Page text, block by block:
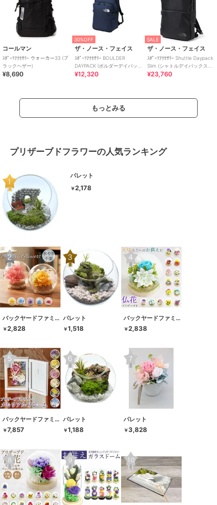
コールマン
ｽﾎﾟｰﾂｱｸｾｻﾘｰ ウォーカー33 (ブ
ラックヘザー)
¥8,690
30%OFF
ザ・ノース・フェイス
ｽﾎﾟｰﾂｱｸｾｻﾘｰ BOULDER
DAYPACK (ボルダーデイパッ
ク)
¥12,320
SALE
ザ・ノース・フェイス
ｽﾎﾟｰﾂｱｸｾｻﾘｰ Shuttle Daypack
Slim (シャトルデイパックスリ
ム)
¥23,760
もっとみる
プリザーブドフラワーの人気ランキング
パレット
￥2,178
バックヤードファミリー
￥2,828
パレット
￥1,518
バックヤードファミリー
￥2,838
バックヤードファミリー
￥7,857
パレット
￥1,188
パレット
￥3,828